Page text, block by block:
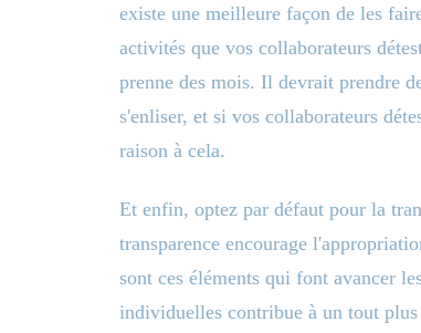
existe une meilleure façon de les
activités que vos collaborateurs
prenne des mois. Il devrait prendre
s'enliser, et si vos collaborateurs
raison à cela.
Et enfin, optez par défaut pour la
transparence encourage
sont ces éléments qui font avancer
individuelles contribue à un tout plus